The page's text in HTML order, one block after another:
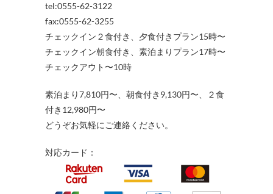
tel:0555-62-3122
fax:0555-62-3255
チェックイン２食付き、夕食付きプラン15時〜
チェックイン朝食付き、素泊まりプラン17時〜
チェックアウト〜10時
素泊まり7,810円〜、朝食付き9,130円〜、２食
付き12,980円〜
どうぞお気軽にご連絡ください。
対応カード：